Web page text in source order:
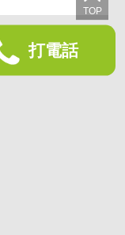
打電話